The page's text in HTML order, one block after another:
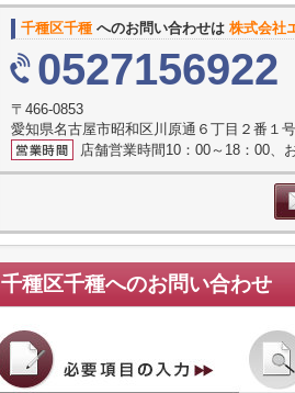
千種区千種 へのお問い合わせは 株式会社
0527156922
〒466-0853
愛知県名古屋市昭和区川原通６丁目２番１
店舗営業時間10：00～18：00
千種区千種へのお問い合わせ